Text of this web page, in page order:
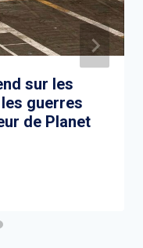
sur les
guerres
de Planet